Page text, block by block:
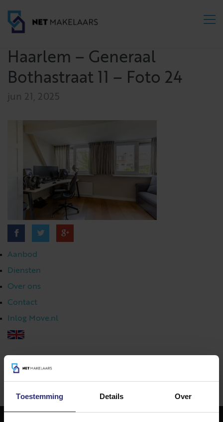
Toestemming Details Over
Haarlem – Generaal
Bothastraat 11 – Foto 24
jun 21, 2025
Aanbod
Diensten
Over ons
Contact
Inlog Move.nl
023 303 54 44